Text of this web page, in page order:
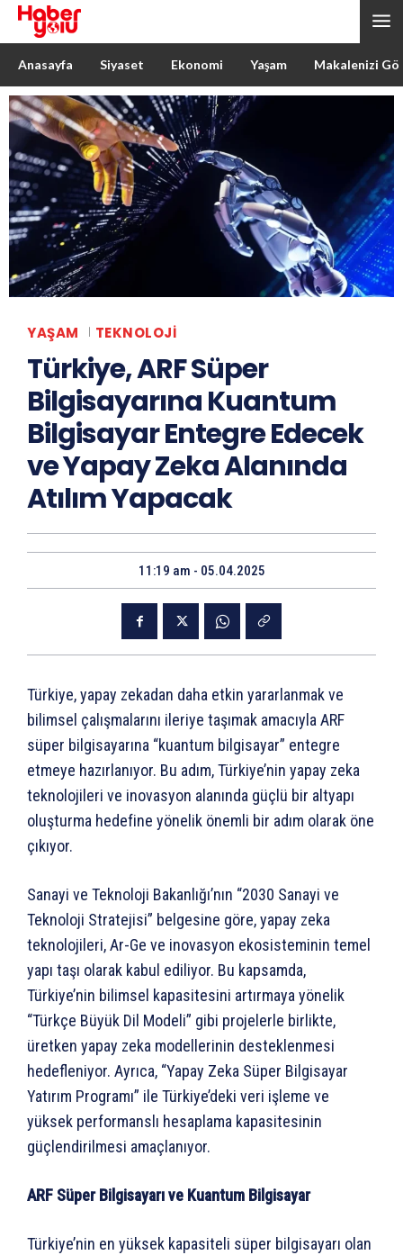
Anasayfa Siyaset Ekonomi Yaşam Makalenizi
YAŞAM TEKNOLOJI
Türkiye, ARF Süper
Bilgisayarına Kuantum
Bilgisayar Entegre Edecek
ve Yapay Zeka Alanında
Atılım Yapacak
11:19 am - 05.04.2025
Türkiye, yapay zekadan daha etkin yararlanmak ve
bilimsel çalışmalarını ileriye taşımak amacıyla ARF
süper bilgisayarına “kuantum bilgisayar” entegre
etmeye hazırlanıyor. Bu adım, Türkiye’nin yapay zeka
teknolojileri ve inovasyon alanında güçlü bir altyapı
oluşturma hedefine yönelik önemli bir adım olarak öne
çıkıyor.
Sanayi ve Teknoloji Bakanlığı’nın “2030 Sanayi ve
Teknoloji Stratejisi” belgesine göre, yapay zeka
teknolojileri, Ar-Ge ve inovasyon ekosisteminin temel
yapı taşı olarak kabul ediliyor. Bu kapsamda,
Türkiye’nin bilimsel kapasitesini artırmaya yönelik
“Türkçe Büyük Dil Modeli” gibi projelerle birlikte,
üretken yapay zeka modellerinin desteklenmesi
hedefleniyor. Ayrıca, “Yapay Zeka Süper Bilgisayar
Yatırım Programı” ile Türkiye’deki veri işleme ve
yüksek performanslı hesaplama kapasitesinin
güçlendirilmesi amaçlanıyor.
ARF Süper Bilgisayarı ve Kuantum Bilgisayar
Türkiye’nin en yüksek kapasiteli süper bilgisayarı olan